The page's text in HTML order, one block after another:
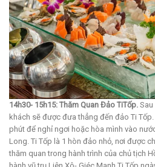
14h30- 15h15: Thăm Quan Đảo TiTốp.
khách sẽ được đưa thẳng đến đảo Ti
phút để nghỉ ngơi hoặc hòa mình vào
Long. Ti Tốp là 1 hòn đảo nhỏ, nơi được
thăm quan trong hành trình của chủ tịch